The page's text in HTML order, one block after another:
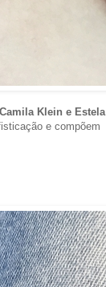
Camila Klein e Estela
e compõem